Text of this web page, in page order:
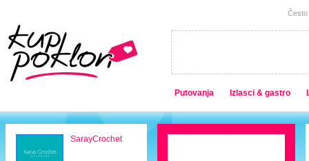
Često
Putovanja Izlasci & gastro
SarayCrochet